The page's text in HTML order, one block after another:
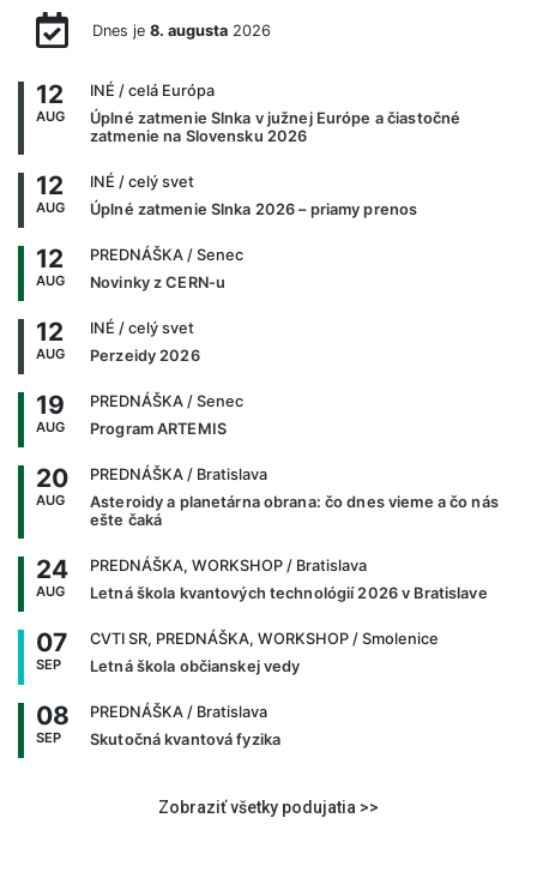
Dnes je 8. augusta2026
12
AUG
INÉ / celá Európa
Úplné zatmenie Slnka v južnej Európe a čiastočné
zatmenie na Slovensku 2026
12
AUG
INÉ / celý svet
Úplné zatmenie Slnka 2026 – priamy prenos
12
AUG
PREDNÁŠKA / Senec
Novinky z CERN-u
12
AUG
INÉ / celý svet
Perzeidy 2026
19
AUG
PREDNÁŠKA / Senec
Program ARTEMIS
20
AUG
PREDNÁŠKA / Bratislava
Asteroidy a planetárna obrana: čo dnes vieme a čo nás
ešte čaká
24
AUG
PREDNÁŠKA, WORKSHOP / Bratislava
Letná škola kvantových technológií 2026 v Bratislave
07
SEP
CVTI SR, PREDNÁŠKA, WORKSHOP / Smolenice
Letná škola občianskej vedy
08
SEP
PREDNÁŠKA / Bratislava
Skutočná kvantová fyzika
Zobraziť všetky podujatia >>